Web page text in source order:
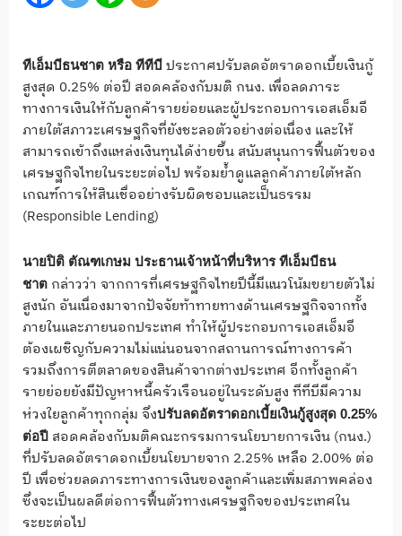
ทีเอ็มบีธนชาต หรือ ทีทีบี ประกาศปรับลดอัตราดอกเบี้ยเงินกู้
สูงสุด 0.25% ต่อปี สอดคล้องกับมติ กนง. เพื่อลดภาระ
ทางการเงินให้กับลูกค้ารายย่อยและผู้ประกอบการเอสเอ็มอี
ภายใต้สภาวะเศรษฐกิจที่ยังชะลอตัวอย่างต่อเนื่อง และให้
สามารถเข้าถึงแหล่งเงินทุนได้ง่ายขึ้น สนับสนุนการฟื้นตัวของ
เศรษฐกิจไทยในระยะต่อไป พร้อมย้ำดูแลลูกค้าภายใต้หลัก
เกณฑ์การให้สินเชื่ออย่างรับผิดชอบและเป็นธรรม
(Responsible Lending)
นายปิติ ตัณฑเกษม ประธานเจ้าหน้าที่บริหาร ทีเอ็มบีธน
ชาต กล่าวว่า จากการที่เศรษฐกิจไทยปีนี้มีแนวโน้มขยายตัวไม่
สูงนัก อันเนื่องมาจากปัจจัยท้าทายทางด้านเศรษฐกิจจากทั้ง
ภายในและภายนอกประเทศ ทำให้ผู้ประกอบการเอสเอ็มอี
ต้องเผชิญกับความไม่แน่นอนจากสถานการณ์ทางการค้า
รวมถึงการตีตลาดของสินค้าจากต่างประเทศ อีกทั้งลูกค้า
รายย่อยยังมีปัญหาหนี้ครัวเรือนอยู่ในระดับสูง ทีทีบีมีความ
ห่วงใยลูกค้าทุกกลุ่ม จึงปรับลดอัตราดอกเบี้ยเงินกู้สูงสุด 0.25%
ต่อปี สอดคล้องกับมติคณะกรรมการนโยบายการเงิน (กนง.)
ที่ปรับลดอัตราดอกเบี้ยนโยบายจาก 2.25% เหลือ 2.00% ต่อ
ปี เพื่อช่วยลดภาระทางการเงินของลูกค้าและเพิ่มสภาพคล่อง
ซึ่งจะเป็นผลดีต่อการฟื้นตัวทางเศรษฐกิจของประเทศใน
ระยะต่อไป